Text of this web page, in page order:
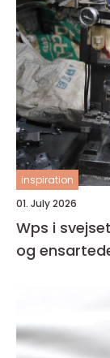
inspiration
01. July 2026
Wps i
og